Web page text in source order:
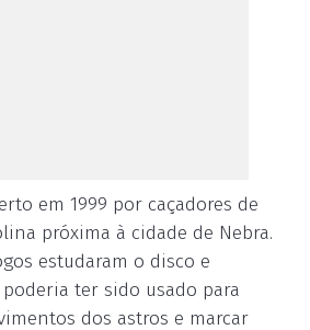
em 1999 por caçadores de
próxima à cidade de Nebra.
estudaram o disco e
ter sido usado para
dos astros e marcar